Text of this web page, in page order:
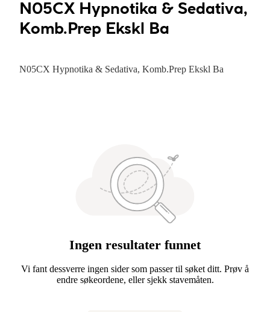
N05CX Hypnotika & Sedativa,
Komb.Prep Ekskl Ba
N05CX Hypnotika & Sedativa, Komb.Prep Ekskl Ba
Ingen resultater funnet
Vi fant dessverre ingen sider som passer til søket ditt. Prøv å
endre søkeordene, eller sjekk stavemåten.